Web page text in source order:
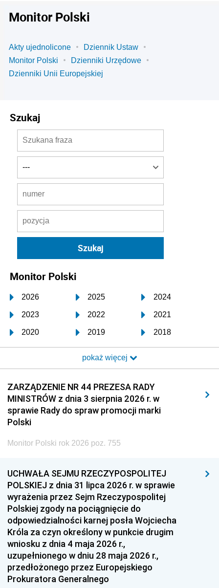
Monitor Polski
Akty ujednolicone
Dziennik Ustaw
Monitor Polski
Dzienniki Urzędowe
Dzienniki Unii Europejskiej
Szukaj
Monitor Polski
2026 2025 2024
2023 2022 2021
2020 2019 2018
2017 2016 2015
2014 2013 2012
2011 2010 2009
2008 2007 2006
2005
1996 1995 1994
1993 1992 1991
1990 1989
1987 1986 1985
1984 1983
1981 1980 1979
1978 1977
pokaż więcej
ZARZĄDZENIE NR 44 PREZESA RADY
MINISTRÓW z dnia 3 sierpnia 2026 r. w
sprawie Rady do spraw promocji marki
Polski
Monitor Polski rok 2026 poz. 755
UCHWAŁA SEJMU RZECZYPOSPOLITEJ
POLSKIEJ z dnia 31 lipca 2026 r. w sprawie
wyrażenia przez Sejm Rzeczypospolitej
Polskiej zgody na pociągnięcie do
odpowiedzialności karnej posła Wojciecha
Króla za czyn określony w punkcie drugim
wniosku z dnia 4 maja 2026 r.,
uzupełnionego w dniu 28 maja 2026 r.,
przedłożonego przez Europejskiego
Prokuratora Generalnego